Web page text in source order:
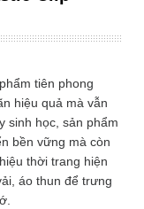
tiên phong
hiệu quả mà vẫn
sinh học, sản phẩm
bền vững mà còn
thời trang hiện
áo thun để trưng